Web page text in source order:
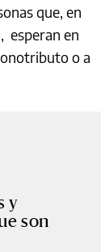
que, en
esperan en
o a
y
son